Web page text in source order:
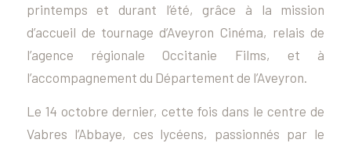
printemps et durant l’été, grâce à la mission
d’accueil de tournage d’Aveyron Cinéma, relais de
l’agence régionale Occitanie Films, et à
l’accompagnement du Département de l’Aveyron.
Le 14 octobre dernier, cette fois dans le centre de
Vabres l’Abbaye, ces lycéens, passionnés par le